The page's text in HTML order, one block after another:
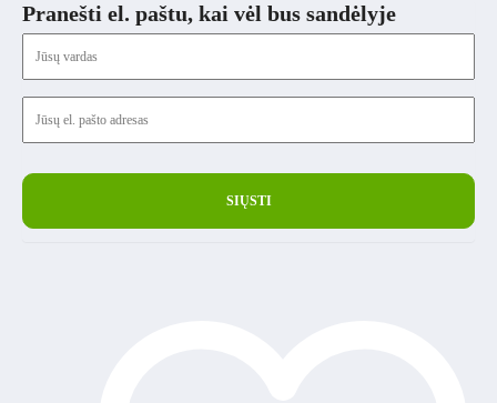
Pranešti el. paštu, kai vėl bus sandėlyje